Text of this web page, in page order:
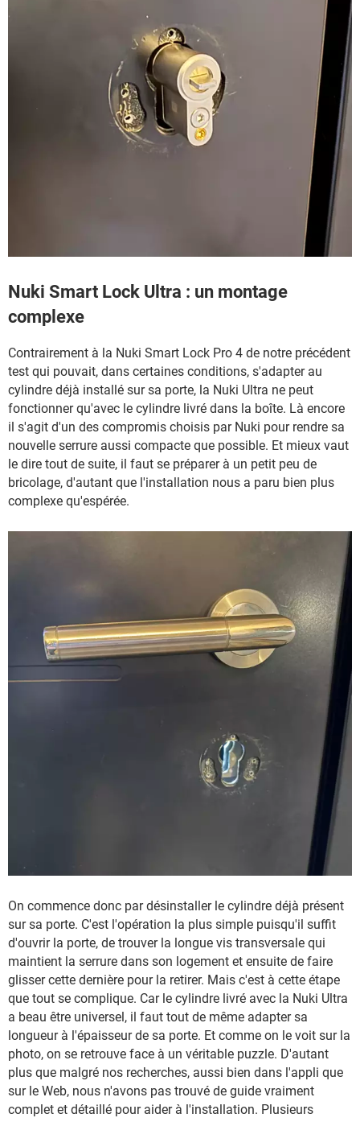
Nuki Smart Lock Ultra : un montage
complexe
Contrairement à la Nuki Smart Lock Pro 4 de notre précédent
test qui pouvait, dans certaines conditions, s'adapter au
cylindre déjà installé sur sa porte, la Nuki Ultra ne peut
fonctionner qu'avec le cylindre livré dans la boîte. Là encore
il s'agit d'un des compromis choisis par Nuki pour rendre sa
nouvelle serrure aussi compacte que possible. Et mieux vaut
le dire tout de suite, il faut se préparer à un petit peu de
bricolage, d'autant que l'installation nous a paru bien plus
complexe qu'espérée.
On commence donc par désinstaller le cylindre déjà présent
sur sa porte. C'est l'opération la plus simple puisqu'il suffit
d'ouvrir la porte, de trouver la longue vis transversale qui
maintient la serrure dans son logement et ensuite de faire
glisser cette dernière pour la retirer. Mais c'est à cette étape
que tout se complique. Car le cylindre livré avec la Nuki Ultra
a beau être universel, il faut tout de même adapter sa
longueur à l'épaisseur de sa porte. Et comme on le voit sur la
photo, on se retrouve face à un véritable puzzle. D'autant
plus que malgré nos recherches, aussi bien dans l'appli que
sur le Web, nous n'avons pas trouvé de guide vraiment
complet et détaillé pour aider à l'installation. Plusieurs